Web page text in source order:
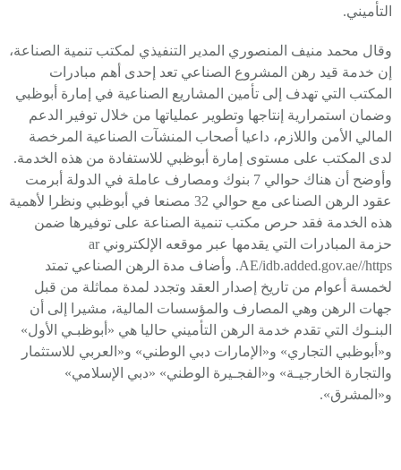
التأميني.
وقال محمد منيف المنصوري المدير التنفيذي لمكتب تنمية الصناعة،
إن خدمة قيد رهن المشروع الصناعي تعد إحدى أهم مبادرات
المكتب التي تهدف إلى تأمين المشاريع الصناعية في إمارة أبوظبي
وضمان استمرارية إنتاجها وتطوير عملياتها من خلال توفير الدعم
المالي الأمن واللازم، داعيا أصحاب المنشآت الصناعية المرخصة
لدى المكتب على مستوى إمارة أبوظبي للاستفادة من هذه الخدمة.
وأوضح أن هناك حوالي 7 بنوك ومصارف عاملة في الدولة أبرمت
عقود الرهن الصناعى مع حوالي 32 مصنعا في أبوظبي ونظرا لأهمية
هذه الخدمة فقد حرص مكتب تنمية الصناعة على توفيرها ضمن
حزمة المبادرات التي يقدمها عبر موقعه الإلكتروني ar
AE/idb.added.gov.ae//https. وأضاف مدة الرهن الصناعي تمتد
لخمسة أعوام من تاريخ إصدار العقد وتجدد لمدة مماثلة من قبل
جهات الرهن وهي المصارف والمؤسسات المالية، مشيرا إلى أن
البنـوك التي تقدم خدمة الرهن التأميني حاليا هي «أبوظبـي الأول»
و«أبوظبي التجاري» و«الإمارات دبي الوطني» و«العربي للاستثمار
والتجارة الخارجيـة» و«الفجـيرة الوطني» «دبي الإسلامي»
و«المشرق».